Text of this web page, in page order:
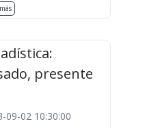
presente
09-02 10:30:00